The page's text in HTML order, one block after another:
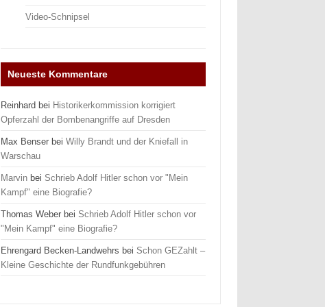
Video-Schnipsel
Neueste Kommentare
Reinhard bei Historikerkommission korrigiert
Opferzahl der Bombenangriffe auf Dresden
Max Benser beiWilly Brandt und der Kniefall in
Warschau
Marvin bei Schrieb Adolf Hitler schon vor "Mein
Kampf" eine Biografie?
Thomas Weber bei Schrieb Adolf Hitler schon vor
"Mein Kampf" eine Biografie?
Ehrengard Becken-Landwehrs bei Schon GEZahlt –
Kleine Geschichte der Rundfunkgebühren